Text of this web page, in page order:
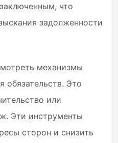
что
задолженности
механизмы
обязательств. Это
или
Эти инструменты
сторон и снизить